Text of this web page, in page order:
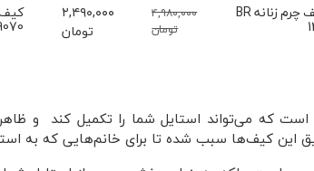
کیف چرم زنانه BR
۴,۹۸۰,۰۰۰
تومان
۲,۴۹۰,۰۰۰
تومان
که می‌تواند استایل شما را تکمیل کند و
این کیف‌ها سبب شده تا برای خانم‌هایی که